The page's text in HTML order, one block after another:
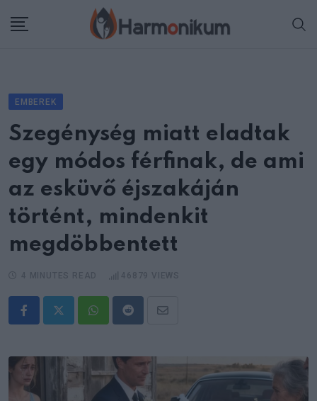
EMBEREK
Szegénység miatt eladtak
egy módos férfinak, de ami
az esküvő éjszakáján
történt, mindenkit
megdöbbentett
WhatsappRedditShare